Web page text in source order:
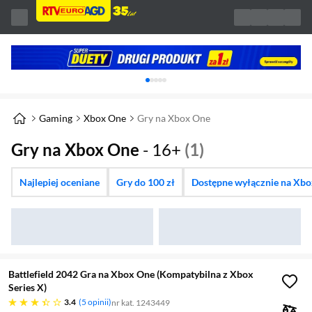
Karuzela z banerami, aktualny element 1 z
Gaming Xbox One Gry na Xbox One
Gry na Xbox One - 16+ (1)
Najlepiej oceniane Gry do 100 zł Dostępne wyłącznie na
Battlefield 2042 Gra na Xbox One (Kompatybilna z Xbox
Series X)
3.4
3.4 gwiazdek 5 opinii nr kat. 1243449